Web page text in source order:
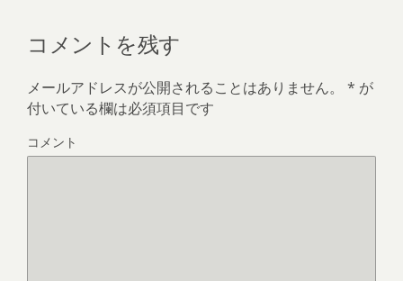
コメントを残す
メールアドレスが公開されることはありません。 * が
付いている欄は必須項目です
コメント